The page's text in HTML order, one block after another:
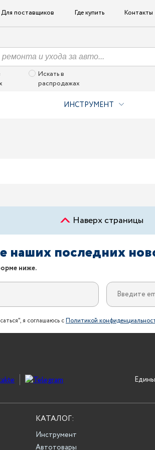
Для поставщиков Где купить Контакты
Искать в
распродажах
ИНСТРУМЕНТ
Наверх страницы
наших последних
ниже.
я соглашаюсь сПолитикой
КАТАЛОГ:
Инструмент
Автотовары